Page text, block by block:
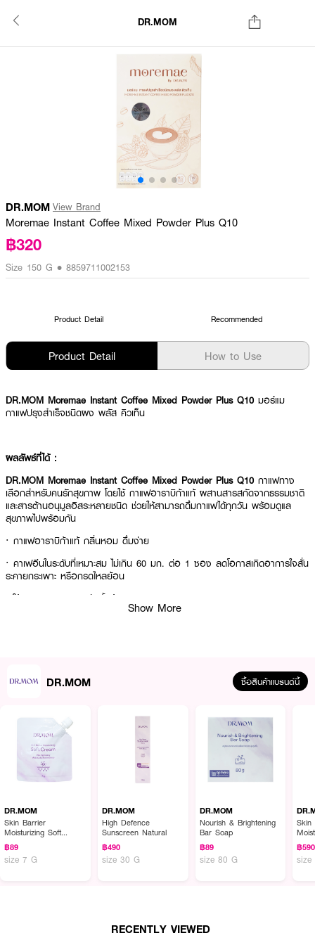
DR.MOM
DR.MOM View Brand
Moremae Instant Coffee Mixed Powder Plus Q10
฿320
Size 150 G • 8859711002153
Product Detail Recommended
Product Detail How to Use
DR.MOM Moremae Instant Coffee Mixed Powder Plus Q10 มอร์แม
กาแฟปรุงสำเร็จชนิดผง พลัส คิวเท็น
ผลลัพธ์ที่ได้ :
DR.MOM Moremae Instant Coffee Mixed Powder Plus Q10 กาแฟทาง
เลือกสำหรับคนรักสุขภาพ โดยใช้ กาแฟอาราบิก้าแท้ ผสานสารสกัดจากธรรมชาติ
และสารต้านอนุมูลอิสระหลายชนิด ช่วยให้สามารถดื่มกาแฟได้ทุกวัน พร้อมดูแล
สุขภาพไปพร้อมกัน
· กาแฟอาราบิก้าแท้ กลิ่นหอม ดื่มง่าย
· คาเฟอีนในระดับที่เหมาะสม ไม่เกิน 60 มก. ต่อ 1 ซอง ลดโอกาสเกิดอาการใจสั่น
ระคายกระเพาะ หรือกรดไหลย้อน
·ใช้ความหวานจาก หล่อฮั้งก้วย
·ให้พลังงานประมาณ 60 kcal ต่อซอง
· FDA Registration No. :
11-1-27158-6-0085
How to Use :
Show More
DR.MOM ซื้อสินค้าแบรนด์นี้
DR.MOM
Skin Barrier
Moisturizing Soft
Cream
฿89
size 7 G
DR.MOM
High Defence
Sunscreen Natural
฿490
size 30 G
DR.MOM
Nourish & Brightening
Bar Soap
฿89
size 80 G
Skin
฿590
size
RECENTLY VIEWED